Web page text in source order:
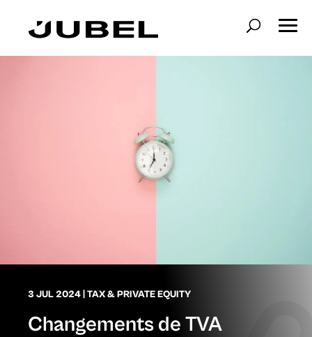
3 JUL 2024 TAX & PRIVATE EQUITY
Changements de TVA